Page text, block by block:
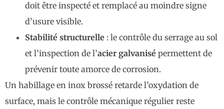
doit être inspecté et remplacé au moindre signe
d’usure visible.
Stabilité structurelle : le contrôle du serrage au sol
et l’inspection de l’acier galvanisé permettent de
prévenir toute amorce de corrosion.
Un habillage en inox brossé retarde l’oxydation de
surface, mais le contrôle mécanique régulier reste